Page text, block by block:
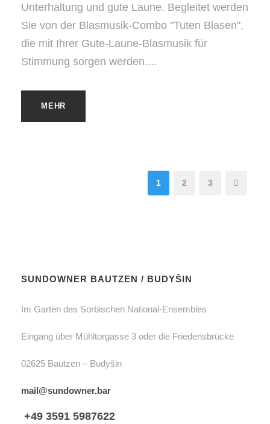
Unterhaltung und gute Laune. Begleitet werden
Sie von der Blasmusik-Combo "Tuten Blasen",
die mit Ihrer Gute-Laune-Blasmusik für
Stimmung sorgen werden....
MEHR
1 2 3
SUNDOWNER BAUTZEN / BUDYŠIN
Im Garten des Sorbischen National-Ensembles
Eingang über Mühltorgasse 3 oder die Friedensbrücke
02625 Bautzen – Budyšin
mail@sundowner.bar
+49 3591 5987622